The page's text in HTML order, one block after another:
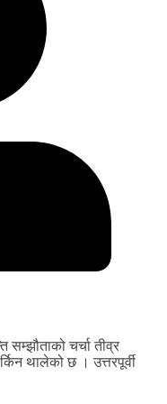
सम्झौताको चर्चा तीव्र
थालेको छ । उत्तरपूर्वी